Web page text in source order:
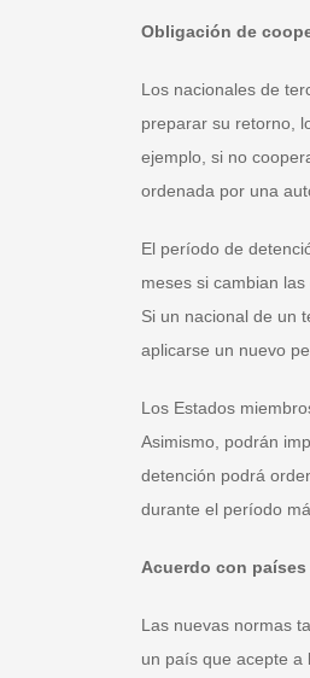
Obligación de
Los nacionales de
preparar su retorno,
ejemplo, si no
ordenada por una
El período de
meses si cambian
Si un nacional de un
aplicarse un nuevo
Los Estados
Asimismo, podrán
detención podrá
durante el período
Acuerdo con
Las nuevas normas
un país que acepte a